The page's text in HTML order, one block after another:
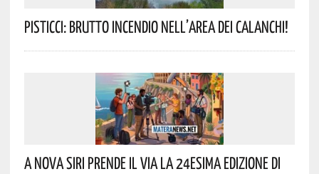
Pisticci: Brutto Incendio Nell’area Dei Calanchi!
A Nova Siri Prende Il Via La 24esima Edizione Di